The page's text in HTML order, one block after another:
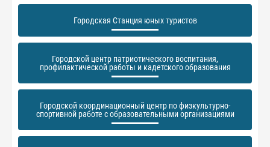
Городская Станция юных туристов
Городской центр патриотического воспитания,
профилактической работы и кадетского образования
Городской координационный центр по физкультурно-
спортивной работе с образовательными организациями